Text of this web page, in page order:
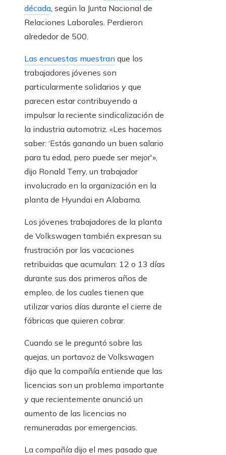
década, según la Junta Nacional de
Relaciones Laborales. Perdieron
alrededor de 500.
Las encuestas muestran que los
trabajadores jóvenes son
particularmente solidarios y que
parecen estar contribuyendo a
impulsar la reciente sindicalización de
la industria automotriz. «Les hacemos
saber: ‘Estás ganando un buen salario
para tu edad, pero puede ser mejor'»,
dijo Ronald Terry, un trabajador
involucrado en la organización en la
planta de Hyundai en Alabama.
Los jóvenes trabajadores de la planta
de Volkswagen también expresan su
frustración por las vacaciones
retribuidas que acumulan: 12 o 13 días
durante sus dos primeros años de
empleo, de los cuales tienen que
utilizar varios días durante el cierre de
fábricas que quieren cobrar.
Cuando se le preguntó sobre las
quejas, un portavoz de Volkswagen
dijo que la compañía entiende que las
licencias son un problema importante
y que recientemente anunció un
aumento de las licencias no
remuneradas por emergencias.
La compañía dijo el mes pasado que